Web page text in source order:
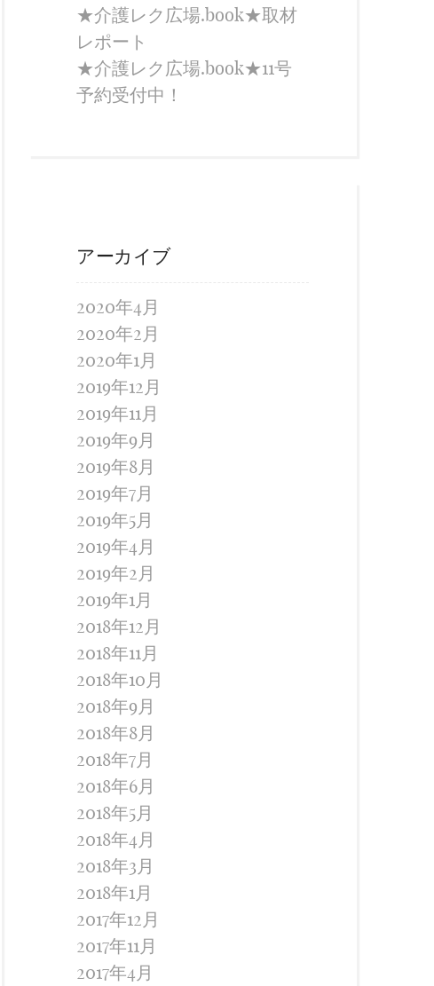
★介護レク広場.book★取材
レポート
★介護レク広場.book★11号
予約受付中！
アーカイブ
2020年4月
2020年2月
2020年1月
2019年12月
2019年11月
2019年9月
2019年8月
2019年7月
2019年5月
2019年4月
2019年2月
2019年1月
2018年12月
2018年11月
2018年10月
2018年9月
2018年8月
2018年7月
2018年6月
2018年5月
2018年4月
2018年3月
2018年1月
2017年12月
2017年11月
2017年4月